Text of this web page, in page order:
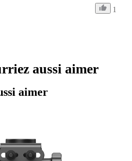
1
aussi aimer
aimer